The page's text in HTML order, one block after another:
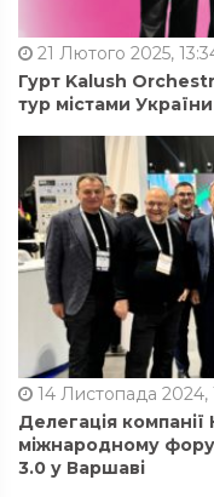
21 Лютого 2025,
Гурт Kalush
тур містами України
14 Листопада 2024,
Делегація
міжнародному
3.0 у Варшаві